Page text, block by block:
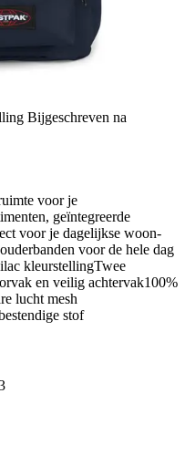
Bijgeschreven na
voor je
geïntegreerde
voor je dagelijkse woon-
voor de hele dag
kleurstellingTwee
en veilig achtervak100%
lucht mesh
stof